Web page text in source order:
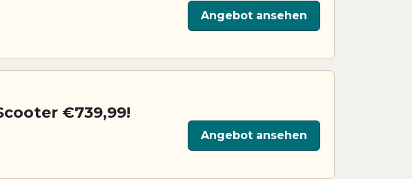
Angebot ansehen
€739,99!
Angebot ansehen